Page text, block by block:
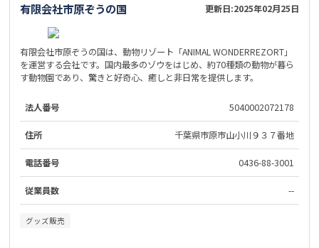
有限会社市原ぞうの国 更新日:2025年02月25日
有限会社市原ぞうの国は、動物リゾート「ANIMAL WONDERREZORT」
を運営する会社です。国内最多のゾウをはじめ、約70種類の動物が暮ら
す動物園であり、驚きと好奇心、癒しと非日常を提供します。
法人番号 5040002072178
住所 千葉県市原市山小川９３７番地
電話番号 0436-88-3001
従業員数 --
グッズ販売